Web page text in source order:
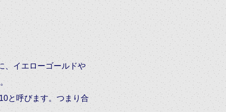
、イエローゴールドや
と呼びます。つまり合